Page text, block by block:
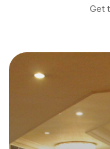
Get